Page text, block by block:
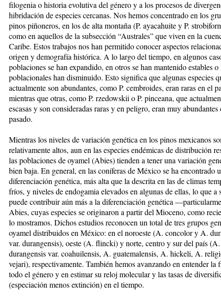
filogenia o historia evolutiva del género y a los procesos de
hibridación de especies cercanas. Nos hemos concentrado en los
pinos piñoneros, en los de alta montaña (P. ayacahuite y P.
como en aquellos de la subsección “Australes” que viven en la
Caribe. Estos trabajos nos han permitido conocer aspectos
origen y demografía histórica. A lo largo del tiempo, en algunos
poblaciones se han expandido, en otros se han mantenido estables o
poblacionales han disminuido. Esto significa que algunas especies
actualmente son abundantes, como P. cembroides, eran raras en el
mientras que otras, como P. rzedowskii o P. pinceana, que
escasas y son consideradas raras y en peligro, eran muy abundantes
pasado.
Mientras los niveles de variación genética en los pinos mexicanos
relativamente altos, aun en las especies endémicas de distribución
las poblaciones de oyamel (Abies) tienden a tener una variación
bien baja. En general, en las coníferas de México se ha encontrado
diferenciación genética, más alta que la descrita en las de climas
fríos, y niveles de endogamia elevados en algunas de ellas, lo que a
puede contribuir aún más a la diferenciación genética
Abies, cuyas especies se originaron a partir del Mioceno, como
lo mostramos. Dichos estudios reconocen un total de tres grupos
oyamel distribuidos en México: en el noroeste (A. concolor y A.
var. durangensis), oeste (A. flincki) y norte, centro y sur del país (A.
durangensis var. coahuilensis, A. guatemalensis, A. hickeli, A.
vejari), respectivamente. También hemos avanzando en entender la
todo el género y en estimar su reloj molecular y las tasas de
(especiación menos extinción) en el tiempo.